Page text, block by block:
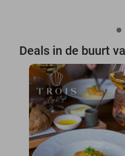
Deals in de buurt